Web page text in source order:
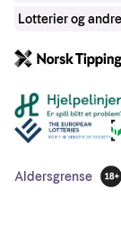
Lotterier og
Andre lenker
Aldersgrense
18 år